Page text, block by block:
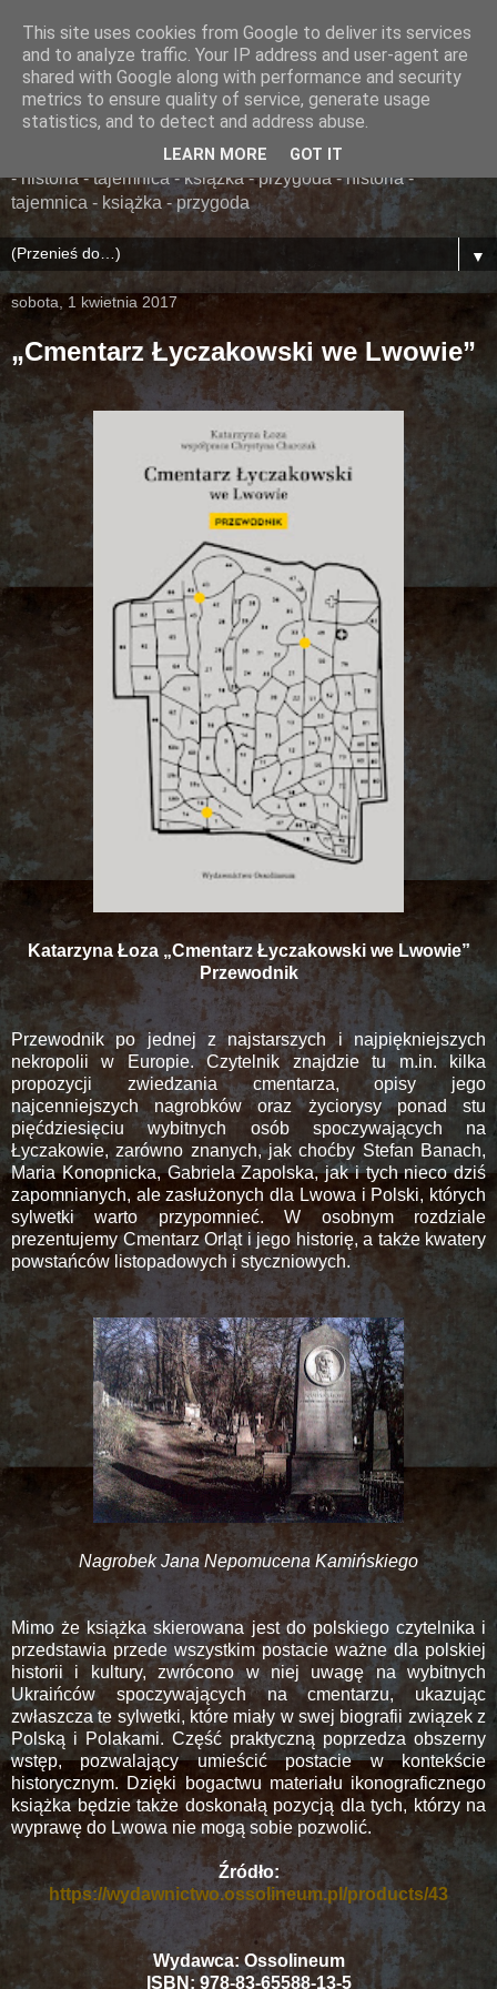
......... ZAPOMNIANA
BIBLIOTEKA ........
książka - przygoda - historia - tajemnica - książka - przygoda
- historia - tajemnica - książka - przygoda - historia -
tajemnica - książka - przygoda
▼
sobota, 1 kwietnia 2017
„Cmentarz Łyczakowski we Lwowie”
Katarzyna Łoza „Cmentarz Łyczakowski we Lwowie”
Przewodnik
Przewodnik po jednej z najstarszych i najpiękniejszych
nekropolii w Europie. Czytelnik znajdzie tu m.in. kilka
propozycji zwiedzania cmentarza, opisy jego
najcenniejszych nagrobków oraz życiorysy ponad stu
pięćdziesięciu wybitnych osób spoczywających na
Łyczakowie, zarówno znanych, jak choćby Stefan Banach,
Maria Konopnicka, Gabriela Zapolska, jak i tych nieco dziś
zapomnianych, ale zasłużonych dla Lwowa i Polski, których
sylwetki warto przypomnieć. W osobnym rozdziale
prezentujemy Cmentarz Orląt i jego historię, a także kwatery
powstańców listopadowych i styczniowych.
Nagrobek Jana Nepomucena Kamińskiego
Mimo że książka skierowana jest do polskiego czytelnika i
przedstawia przede wszystkim postacie ważne dla polskiej
historii i kultury, zwrócono w niej uwagę na wybitnych
Ukraińców spoczywających na cmentarzu, ukazując
zwłaszcza te sylwetki, które miały w swej biografii związek z
Polską i Polakami. Część praktyczną poprzedza obszerny
wstęp, pozwalający umieścić postacie w kontekście
historycznym. Dzięki bogactwu materiału ikonograficznego
książka będzie także doskonałą pozycją dla tych, którzy na
wyprawę do Lwowa nie mogą sobie pozwolić.
Źródło:
https://wydawnictwo.ossolineum.pl/products/43
Wydawca: Ossolineum
ISBN: 978-83-65588-13-5
This site uses cookies from Google to deliver its services
and to analyze traffic. Your IP address and user-agent are
shared with Google along with performance and security
metrics to ensure quality of service, generate usage
statistics, and to detect and address abuse.
LEARN MORE GOT IT